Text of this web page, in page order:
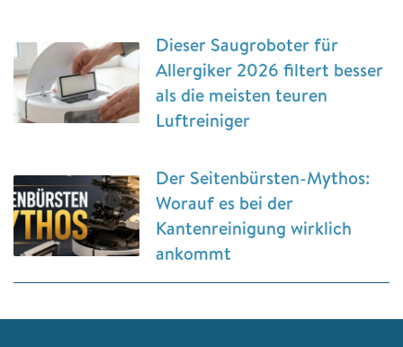
Dieser Saugroboter für
Allergiker 2026 filtert besser
als die meisten teuren
Luftreiniger
Der Seitenbürsten-Mythos:
Worauf es bei der
Kantenreinigung wirklich
ankommt